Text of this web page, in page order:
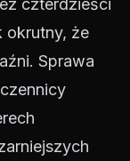
czterdzieści
okrutny, że
Sprawa